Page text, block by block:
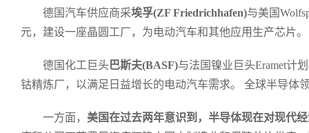
德国汽车供应商采埃孚(ZF Friedrichhafen)与美国
元，建设一座晶圆工厂，为电动汽车和其他应用生产芯片。
德国化工巨头 巴斯夫(BASF)与法国镍业巨头Eramet计
钴精炼厂，以满足日益增长的电动汽车需求。 全球半导体
一方面， 美国在过去两年意识到，半导体现在对现代